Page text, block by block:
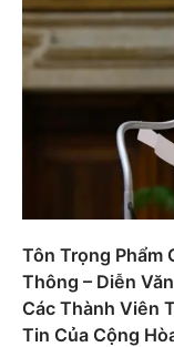
Tôn Trọng Phẩm
Thông – Diễn
Các Thành Viên
Tin Của Cộng